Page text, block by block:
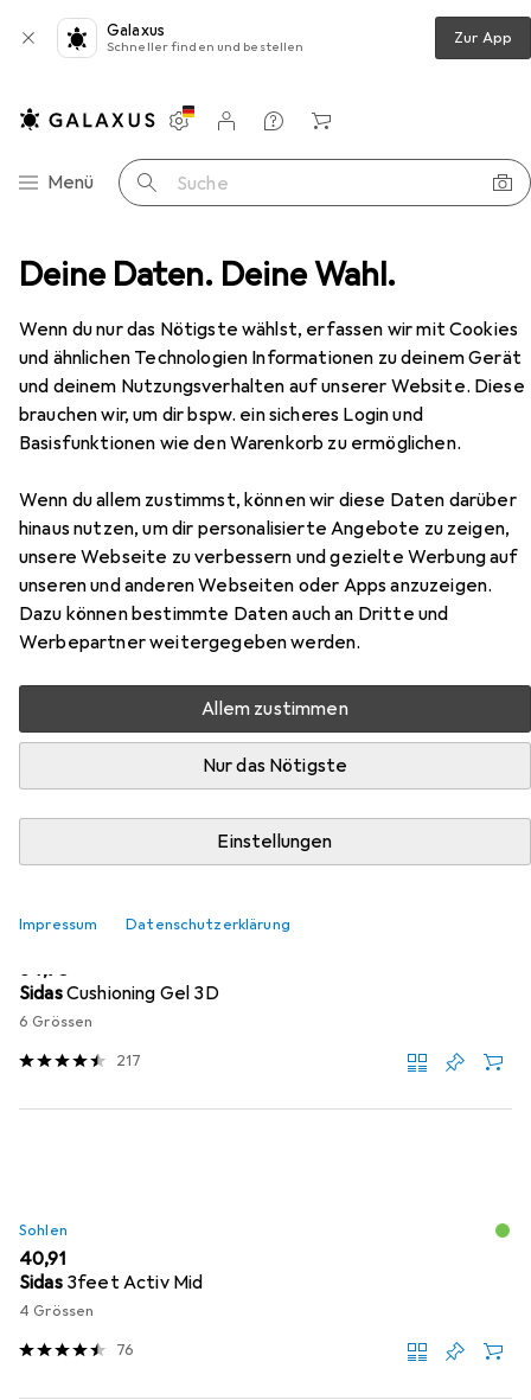
Deine Daten. Deine Wahl.
Wenn du nur das Nötigste wählst, erfassen wir mit Cookies
und ähnlichen Technologien Informationen zu deinem Gerät
und deinem Nutzungsverhalten auf unserer Website. Diese
brauchen wir, um dir bspw. ein sicheres Login und
Basisfunktionen wie den Warenkorb zu ermöglichen.
Wenn du allem zustimmst, können wir diese Daten darüber
hinaus nutzen, um dir personalisierte Angebote zu zeigen,
unsere Webseite zu verbessern und gezielte Werbung auf
unseren und anderen Webseiten oder Apps anzuzeigen.
Dazu können bestimmte Daten auch an Dritte und
Werbepartner weitergegeben werden.
Allem zustimmen
Nur das Nötigste
Einstellungen
Impressum Datenschutzerklärung
Galaxus
Schneller finden und bestellen Zur App
Navigation nach Kategorien
Menü Suche
Einstellungen
Kundenkonto
Vergleichslisten
Merklisten
Warenkorb
Elten Arbeitsschuhe S2 Officer 71307
EUR
97,56
Elten
Arbeitsschuhe S2 Officer 71307
7 Grössen
Zubehör für Elten Arbeitsschuhe
S2 Officer 71307
Hier findest du passendes Zubehör zum Produkt Elten
Arbeitsschuhe S2 Officer 71307 aus der Kategorie
Sohlen.
Relevanz
EUR
34,95
SidasCushioning Gel 3D
6 Grössen
217
Sohlen
EUR
40,91
Sidas 3feet Activ Mid
4 Grössen
76